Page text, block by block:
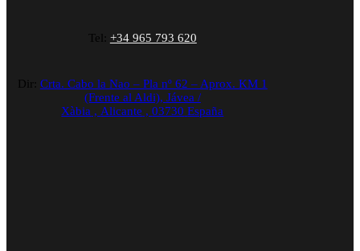
Tel: +34 965 793 620
Dir: Crta. Cabo la Nao – Pla nº 62 – Aprox. KM 1
(Frente al Aldi), Jávea /
Xàbia ,Alicante ,03730 España